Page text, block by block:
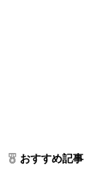
おすすめ記事